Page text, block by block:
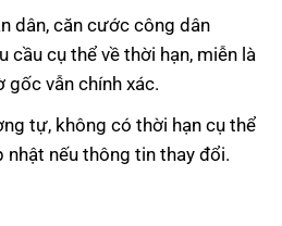
dân, căn cước công dân
cầu cụ thể về thời hạn, miễn là
vẫn chính xác.
tự, không có thời hạn cụ thể
nếu thông tin thay đổi.